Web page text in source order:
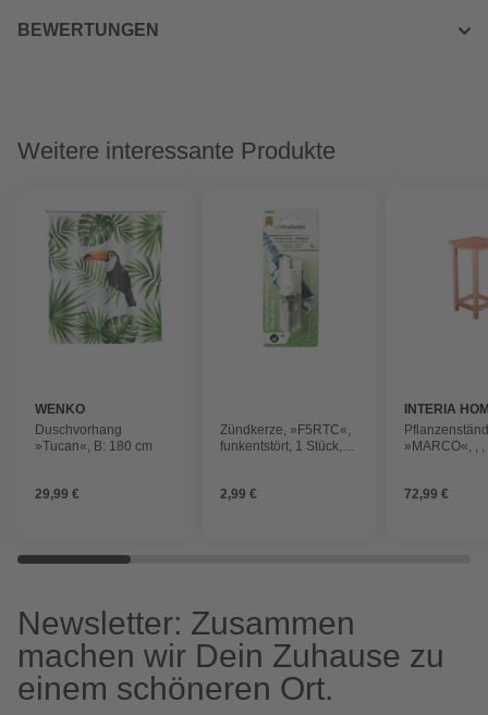
BEWERTUNGEN
Weitere interessante Produkte
WENKO
Duschvorhang
»Tucan«, B: 180 cm
29,99 €
Zündkerze, »F5RTC«,
funkentstört, 1 Stück,
2,99 €
INTERIA
LIVING
»MARCO«, ,
72,99 €
Newsletter: Zusammen
machen wir Dein Zuhause zu
einem schöneren Ort.